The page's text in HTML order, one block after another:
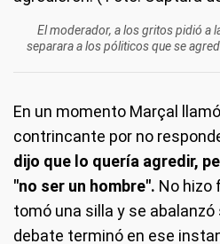
El moderador, a los gritos pidió a
separara a los póliticos que se
En un momento Marçal
contrincante por no
dijo que lo quería agredir,
"no ser un hombre". No hizo
tomó una silla y se abalanzó
debate terminó en ese